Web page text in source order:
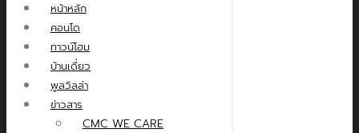
หน้าหลัก
คอนโด
ทาวน์โฮม
บ้านเดี่ยว
พูลวิลล่า
ข่าวสาร
CMC WE CARE